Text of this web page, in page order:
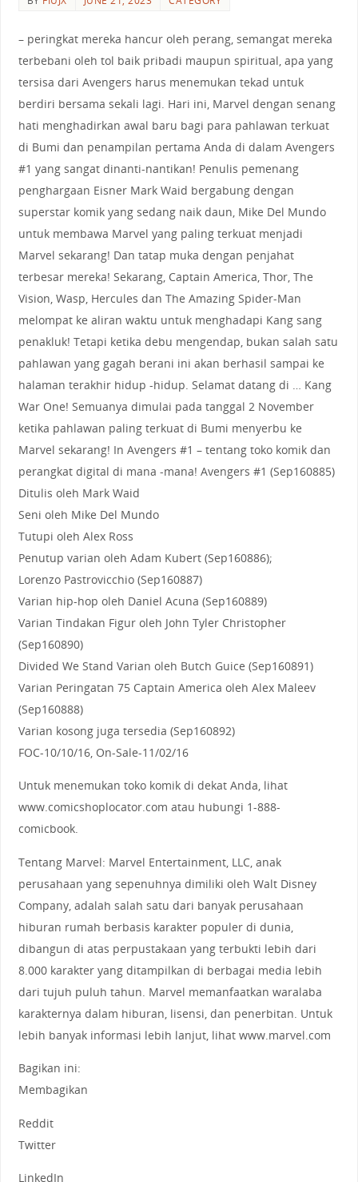
– peringkat mereka hancur oleh perang, semangat mereka
terbebani oleh tol baik pribadi maupun spiritual, apa yang
tersisa dari Avengers harus menemukan tekad untuk
berdiri bersama sekali lagi. Hari ini, Marvel dengan senang
hati menghadirkan awal baru bagi para pahlawan terkuat
di Bumi dan penampilan pertama Anda di dalam Avengers
#1 yang sangat dinanti-nantikan! Penulis pemenang
penghargaan Eisner Mark Waid bergabung dengan
superstar komik yang sedang naik daun, Mike Del Mundo
untuk membawa Marvel yang paling terkuat menjadi
Marvel sekarang! Dan tatap muka dengan penjahat
terbesar mereka! Sekarang, Captain America, Thor, The
Vision, Wasp, Hercules dan The Amazing Spider-Man
melompat ke aliran waktu untuk menghadapi Kang sang
penakluk! Tetapi ketika debu mengendap, bukan salah satu
pahlawan yang gagah berani ini akan berhasil sampai ke
halaman terakhir hidup -hidup. Selamat datang di … Kang
War One! Semuanya dimulai pada tanggal 2 November
ketika pahlawan paling terkuat di Bumi menyerbu ke
Marvel sekarang! In Avengers #1 – tentang toko komik dan
perangkat digital di mana -mana! Avengers #1 (Sep160885)
Ditulis oleh Mark Waid
Seni oleh Mike Del Mundo
Tutupi oleh Alex Ross
Penutup varian oleh Adam Kubert (Sep160886);
Lorenzo Pastrovicchio (Sep160887)
Varian hip-hop oleh Daniel Acuna (Sep160889)
Varian Tindakan Figur oleh John Tyler Christopher
(Sep160890)
Divided We Stand Varian oleh Butch Guice (Sep160891)
Varian Peringatan 75 Captain America oleh Alex Maleev
(Sep160888)
Varian kosong juga tersedia (Sep160892)
FOC-10/10/16, On-Sale-11/02/16
Untuk menemukan toko komik di dekat Anda, lihat
www.comicshoplocator.com atau hubungi 1-888-
comicbook.
Tentang Marvel: Marvel Entertainment, LLC, anak
perusahaan yang sepenuhnya dimiliki oleh Walt Disney
Company, adalah salah satu dari banyak perusahaan
hiburan rumah berbasis karakter populer di dunia,
dibangun di atas perpustakaan yang terbukti lebih dari
8.000 karakter yang ditampilkan di berbagai media lebih
dari tujuh puluh tahun. Marvel memanfaatkan waralaba
karakternya dalam hiburan, lisensi, dan penerbitan. Untuk
lebih banyak informasi lebih lanjut, lihat www.marvel.com
Bagikan ini:
Membagikan
Reddit
Twitter
LinkedIn